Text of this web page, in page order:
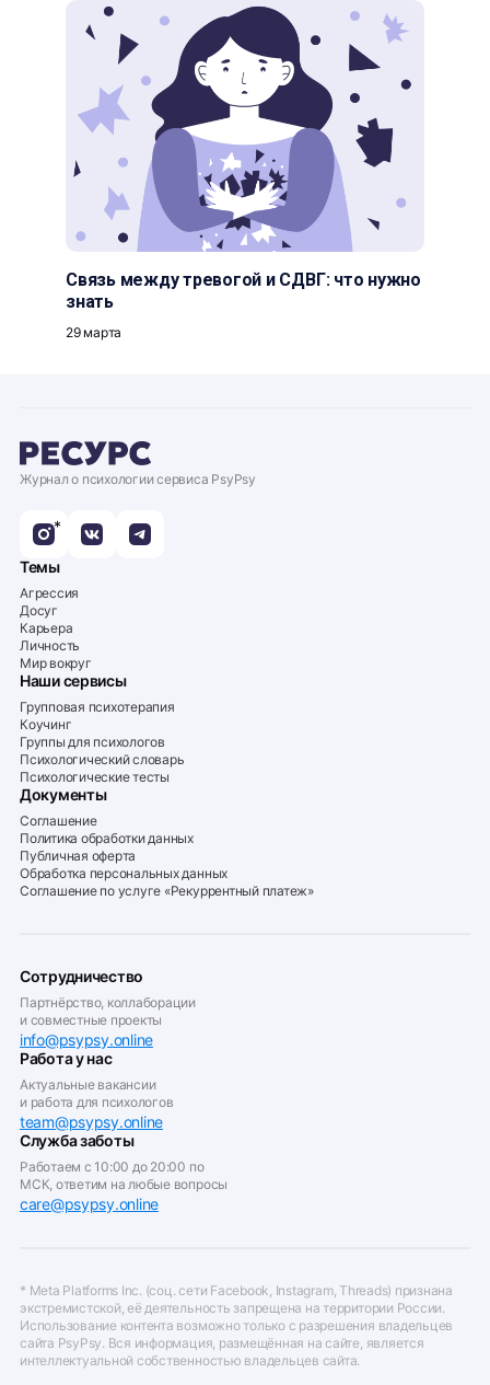
Связь между тревогой и СДВГ: что нужно
знать
29 марта
Журнал о психологии сервиса PsyPsy
*
Темы
Агрессия
Досуг
Карьера
Личность
Мир вокруг
Наши сервисы
Групповая психотерапия
Коучинг
Группы для психологов
Психологический словарь
Психологические тесты
Документы
Соглашение
Политика обработки данных
Публичная оферта
Обработка персональных данных
Соглашение по услуге «Рекуррентный платеж»
Сотрудничество
Партнёрство, коллаборации
и совместные проекты
info@psypsy.online
Работа у нас
Актуальные вакансии
и работа для психологов
team@psypsy.online
Служба заботы
Работаем с 10:00 до 20:00 по
МСК, ответим на любые вопросы
care@psypsy.online
* Meta Platforms Inc. (соц. сети Facebook, Instagram, Threads) признана
экстремистской, её деятельность запрещена на территории России.
Использование контента возможно только с разрешения владельцев
сайта PsyPsy. Вся информация, размещённая на сайте, является
интеллектуальной собственностью владельцев сайта.